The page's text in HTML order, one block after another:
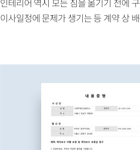
인테리어 역시 모든 짐을 옮기기 전에
이사일정에 문제가 생기는 등 계약 상